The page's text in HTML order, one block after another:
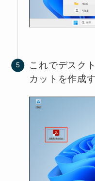
これでデスク
カットを作成